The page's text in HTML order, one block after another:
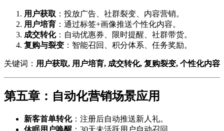
用户获取 ：投放广告、社群裂变、内容营销。
用户培育 ：通过标签+画像推送个性化内容。
成交转化：自动优惠券、限时提醒、社群带货。
复购与裂变 ：智能召回、积分体系、任务奖励。
关键词： 用户获取, 用户培育, 成交转化, 复购裂变, 个性化内容
第五章：自动化营销场景应用
新客首单转化：注册后自动推送新人礼。
休眠用户唤醒 ：30天未活跃用户自动召回。